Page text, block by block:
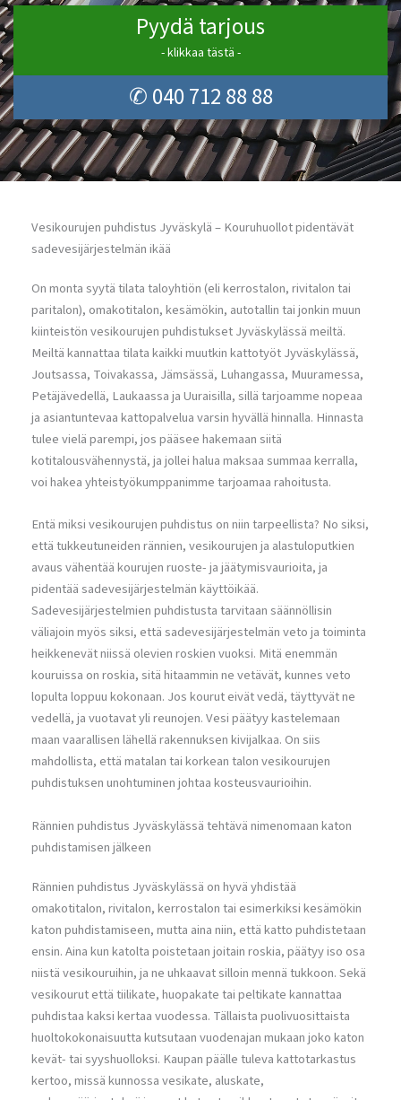
Pyydä tarjous
- klikkaa tästä -
✆ 040 712 88 88
Vesikourujen puhdistus Jyväskylä – Kouruhuollot pidentävät
sadevesijärjestelmän ikää
On monta syytä tilata taloyhtiön (eli kerrostalon, rivitalon tai
paritalon), omakotitalon, kesämökin, autotallin tai jonkin muun
kiinteistön vesikourujen puhdistukset Jyväskylässä meiltä.
Meiltä kannattaa tilata kaikki muutkin kattotyöt Jyväskylässä,
Joutsassa, Toivakassa, Jämsässä, Luhangassa, Muuramessa,
Petäjävedellä, Laukaassa ja Uuraisilla, sillä tarjoamme nopeaa
ja asiantuntevaa kattopalvelua varsin hyvällä hinnalla. Hinnasta
tulee vielä parempi, jos pääsee hakemaan siitä
kotitalousvähennystä, ja jollei halua maksaa summaa kerralla,
voi hakea yhteistyökumppanimme tarjoamaa rahoitusta.
Entä miksi vesikourujen puhdistus on niin tarpeellista? No siksi,
että tukkeutuneiden rännien, vesikourujen ja alastuloputkien
avaus vähentää kourujen ruoste- ja jäätymisvaurioita, ja
pidentää sadevesijärjestelmän käyttöikää.
Sadevesijärjestelmien puhdistusta tarvitaan säännöllisin
väliajoin myös siksi, että sadevesijärjestelmän veto ja toiminta
heikkenevät niissä olevien roskien vuoksi. Mitä enemmän
kouruissa on roskia, sitä hitaammin ne vetävät, kunnes veto
lopulta loppuu kokonaan. Jos kourut eivät vedä, täyttyvät ne
vedellä, ja vuotavat yli reunojen. Vesi päätyy kastelemaan
maan vaarallisen lähellä rakennuksen kivijalkaa. On siis
mahdollista, että matalan tai korkean talon vesikourujen
puhdistuksen unohtuminen johtaa kosteusvaurioihin.
Rännien puhdistus Jyväskylässä tehtävä nimenomaan katon
puhdistamisen jälkeen
Rännien puhdistus Jyväskylässä on hyvä yhdistää
omakotitalon, rivitalon, kerrostalon tai esimerkiksi kesämökin
katon puhdistamiseen, mutta aina niin, että katto puhdistetaan
ensin. Aina kun katolta poistetaan joitain roskia, päätyy iso osa
niistä vesikouruihin, ja ne uhkaavat silloin mennä tukkoon. Sekä
vesikourut että tiilikate, huopakate tai peltikate kannattaa
puhdistaa kaksi kertaa vuodessa. Tällaista puolivuosittaista
huoltokokonaisuutta kutsutaan vuodenajan mukaan joko katon
kevät- tai syyshuolloksi. Kaupan päälle tuleva kattotarkastus
kertoo, missä kunnossa vesikate, aluskate,